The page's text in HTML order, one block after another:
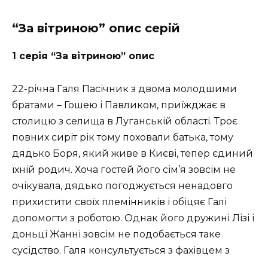
“За вітриною” опис серій
1 серія “За вітриною” опис
22-річна Галя Пасічник з двома молодшими
братами – Гошею і Павликом, приїжджає в
столицю з селища в Луганській області. Троє
повних сиріт рік тому поховали батька, тому
дядько Боря, який живе в Києві, тепер єдиний
їхній родич. Хоча гостей його сім’я зовсім не
очікувала, дядько погоджується ненадовго
прихистити своїх племінників і обіцяє Галі
допомогти з роботою. Однак його дружині Лізі і
доньці Жанні зовсім не подобається таке
сусідство. Галя консультується з фахівцем з